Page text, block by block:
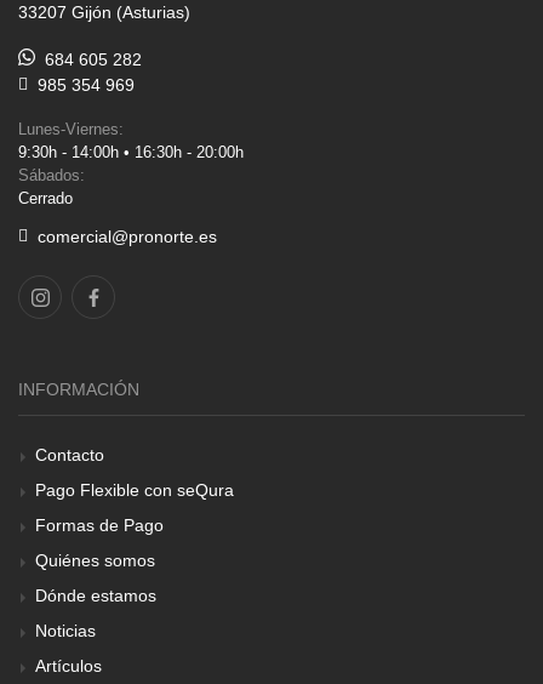
33207 Gijón (Asturias)
684 605 282
985 354 969
Lunes-Viernes:
9:30h - 14:00h • 16:30h - 20:00h
Sábados:
Cerrado
comercial@pronorte.es
INFORMACIÓN
Contacto
Pago Flexible con seQura
Formas de Pago
Quiénes somos
Dónde estamos
Noticias
Artículos